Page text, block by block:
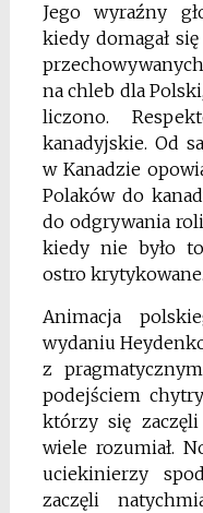
Jego wyraźny
kiedy domagał
na chleb dla
liczono.
kanadyjskie. Od
w Kanadzie
Polaków do
do odgrywania
kiedy nie było
ostro krytykowane.
Animacja
wydaniu
z
podejściem
którzy się
wiele rozumiał.
uciekinierzy
zaczęli